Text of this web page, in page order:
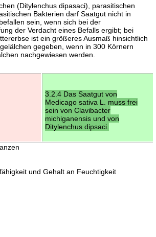
(Ditylenchus dipasaci), parasitischen
Bakterien darf Saatgut nicht in
sein, wenn sich bei der
der Verdacht eines Befalls ergibt; bei
ist ein größeres Ausmaß hinsichtlich
gegeben, wenn in 300 Körnern
nachgewiesen werden.
3.2.4 Das Saatgut von
Medicago sativa L. muss frei
sein von Clavibacter
michiganensis und von
Ditylenchus dipsaci.
und Gehalt an Feuchtigkeit